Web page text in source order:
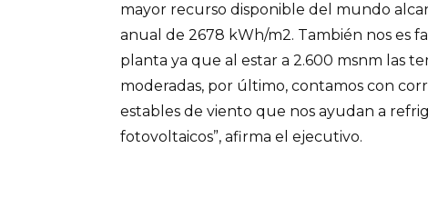
mayor recurso disponible del mundo
anual de 2678 kWh/m2. También nos es
planta ya que al estar a 2.600 msnm las
moderadas, por último, contamos con
estables de viento que nos ayudan a
fotovoltaicos”, afirma el ejecutivo.